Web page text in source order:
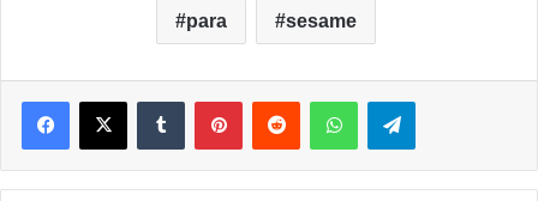
para sesame
FacebookX Tumblr PinterestReddit WhatsAppTelegram